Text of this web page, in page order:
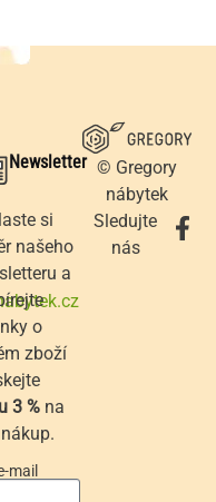
© Gregory
nábytek
Sledujte
nás
Newsletter
si
našeho
a
o
zboží
3 % na
mail